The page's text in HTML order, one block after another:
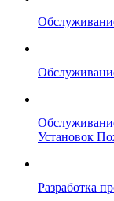
Установок
Разработка